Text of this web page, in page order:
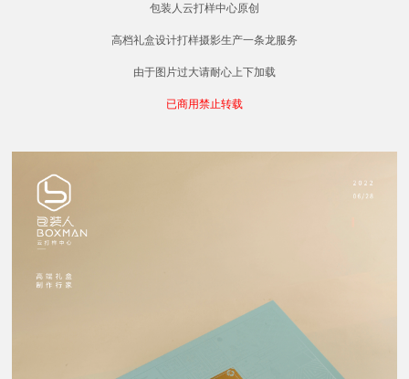
包装人云打样中心原创
高档礼盒设计打样摄影生产一条龙服务
由于图片过大请耐心上下加载
已商用禁止转载